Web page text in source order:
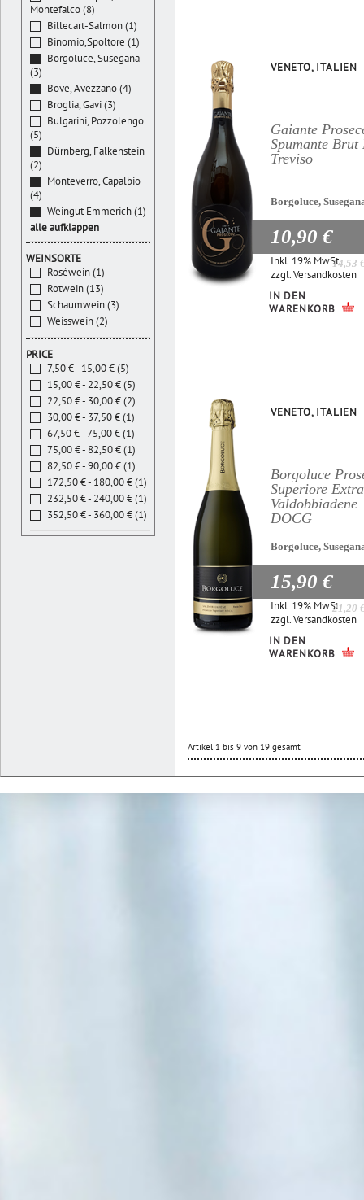
VENETO, ITALIEN
Gaiante
Spumante Brut
Treviso
Borgoluce,
10,90 €
14,53
Inkl. 19% MwSt.
zzgl.Versandkosten
IN DEN
WARENKORB
VENETO, ITALIEN
Borgoluce
Superiore
Valdobbiadene
DOCG
Borgoluce,
15,90 €
21,20
Inkl. 19% MwSt.
zzgl.Versandkosten
IN DEN
WARENKORB
Artikel 1 bis 9 von 19 gesamt
Montefalco (8)
Billecart-Salmon (1)
Binomio,Spoltore (1)
Borgoluce, Susegana
(3)
Bove, Avezzano (4)
Broglia, Gavi (3)
Bulgarini, Pozzolengo
(5)
Dürnberg, Falkenstein
(2)
Monteverro, Capalbio
(4)
Weingut Emmerich (1)
alle aufklappen
WEINSORTE
Roséwein (1)
Rotwein (13)
Schaumwein (3)
Weisswein (2)
PRICE
7,50 € - 15,00 € (5)
15,00 € - 22,50 € (5)
22,50 € - 30,00 € (2)
30,00 € - 37,50 € (1)
67,50 € - 75,00 € (1)
75,00 € - 82,50 € (1)
82,50 € - 90,00 € (1)
172,50 € - 180,00 € (1)
232,50 € - 240,00 € (1)
352,50 € - 360,00 € (1)